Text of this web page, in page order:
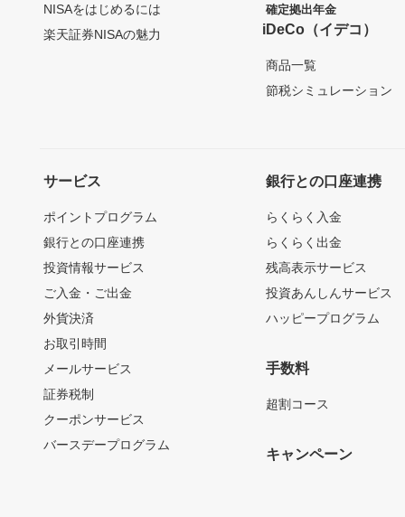
NISAをはじめるには
楽天証券NISAの魅力
確定拠出年金
iDeCo（イデコ）
商品一覧
節税シミュレーション
サービス
ポイントプログラム
銀行との口座連携
投資情報サービス
ご入金・ご出金
外貨決済
お取引時間
メールサービス
証券税制
クーポンサービス
バースデープログラム
銀行との口座連携
らくらく入金
らくらく出金
残高表示サービス
投資あんしんサービス
ハッピープログラム
手数料
超割コース
キャンペーン